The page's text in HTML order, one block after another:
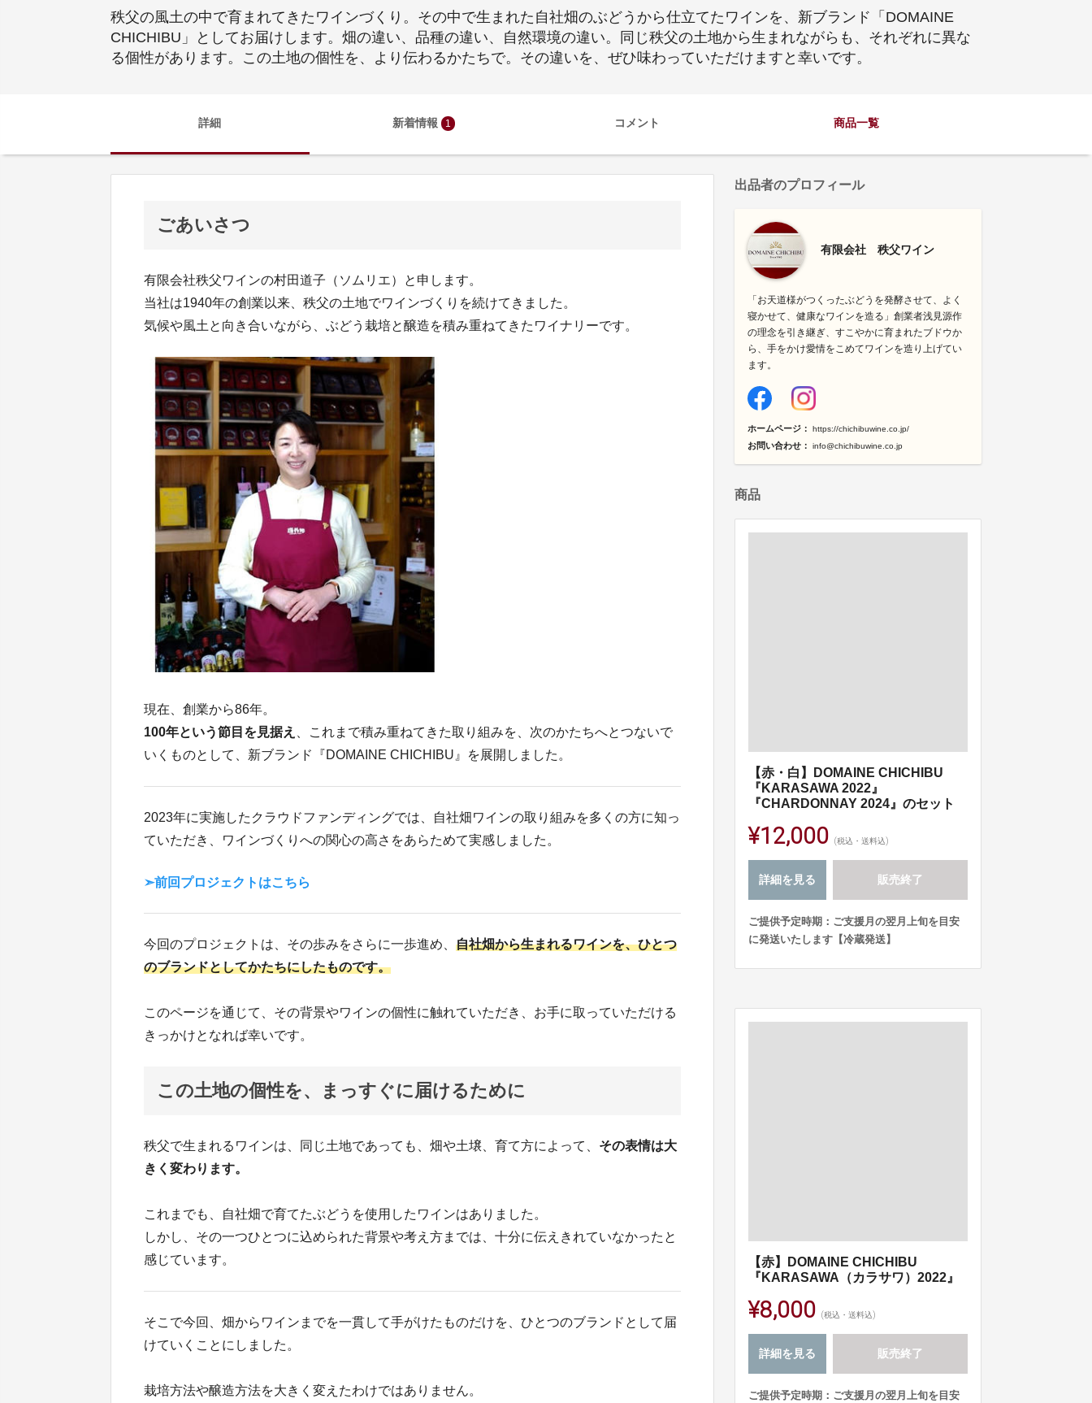
秩父の風土の中で育まれてきたワインづくり。その中で生まれた自社畑のぶどうから仕立てたワインを、新ブランド「DOMAINE
CHICHIBU」としてお届けします。畑の違い、品種の違い、自然環境の違い。同じ秩父の土地から生まれながらも、それぞれに異な
る個性があります。この土地の個性を、より伝わるかたちで。その違いを、ぜひ味わっていただけますと幸いです。
詳細 新着情報 1 コメント 商品一覧
ごあいさつ
有限会社秩父ワインの村田道子（ソムリエ）と申します。
当社は1940年の創業以来、秩父の土地でワインづくりを続けてきました。
気候や風土と向き合いながら、ぶどう栽培と醸造を積み重ねてきたワイナリーです。
現在、創業から86年。
100年という節目を見据え
、これまで積み重ねてきた取り組みを、次のかたちへとつないで
いくものとして、新ブランド『DOMAINE CHICHIBU』を展開しました。
2023年に実施したクラウドファンディングでは、自社畑ワインの取り組みを多くの方に知っ
ていただき、ワインづくりへの関心の高さをあらためて実感しました。
➣前回プロジェクトはこちら
今回のプロジェクトは、その歩みをさらに一歩進め、 自社畑から生まれるワインを、ひとつ
のブランドとしてかたちにしたものです。
このページを通じて、その背景やワインの個性に触れていただき、お手に取っていただける
きっかけとなれば幸いです。
この土地の個性を、まっすぐに届けるために
秩父で生まれるワインは、同じ土地であっても、畑や土壌、育て方によって、 その表情は大
きく変わります。
これまでも、自社畑で育てたぶどうを使用したワインはありました。
しかし、その一つひとつに込められた背景や考え方までは、十分に伝えきれていなかったと
感じています。
そこで今回、畑からワインまでを一貫して手がけたものだけを、ひとつのブランドとして届
けていくことにしました。
栽培方法や醸造方法を大きく変えたわけではありません。
出品者のプロフィール
有限会社 秩父ワイン
「お天道様がつくったぶどうを発酵させて、よく
寝かせて、健康なワインを造る」創業者浅見源作
の理念を引き継ぎ、すこやかに育まれたブドウか
ら、手をかけ愛情をこめてワインを造り上げてい
ます。
ホームページ： https://chichibuwine.co.jp/
お問い合わせ： info@chichibuwine.co.jp
商品
【赤・白】DOMAINE CHICHIBU
『KARASAWA 2022』
『CHARDONNAY 2024』のセット
¥12,000 (税込・送料込)
詳細を見る 販売終了
ご提供予定時期：ご支援月の翌月上旬を目安
に発送いたします【冷蔵発送】
【赤】DOMAINE CHICHIBU
『KARASAWA（カラサワ）2022』
¥8,000 (税込・送料込)
詳細を見る 販売終了
ご提供予定時期：ご支援月の翌月上旬を目安